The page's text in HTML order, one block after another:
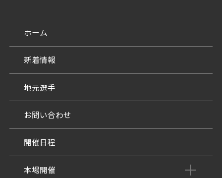
ホーム
新着情報
地元選手
お問い合わせ
開催日程
本場開催